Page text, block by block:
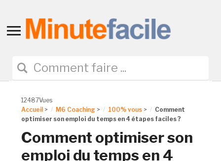
Toggle
navigation
12487Vues
Accueil > M6 Coaching > 100% vous >
Comment
optimiser son emploi du temps en 4 étapes faciles ?
Comment optimiser son
emploi du temps en 4